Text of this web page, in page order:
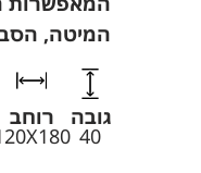
המיטה,
גובה
40
רוחב